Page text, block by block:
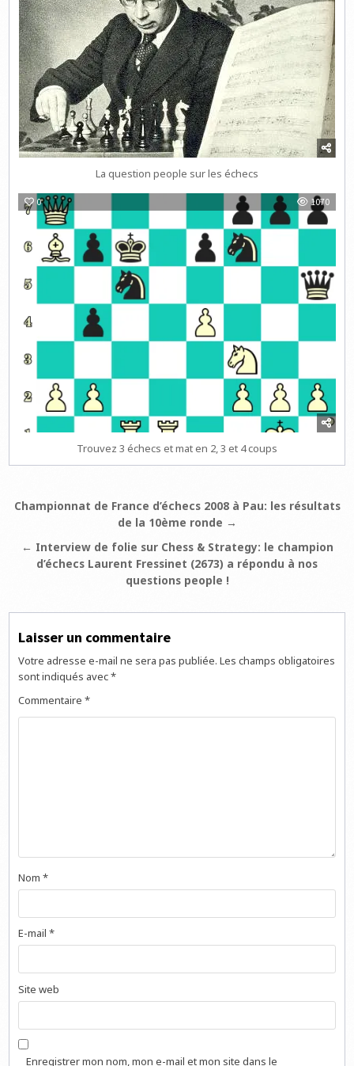
La question people sur les échecs
0 1070
Trouvez 3 échecs et mat en 2, 3 et 4 coups
Navigation
l’article
Championnat de France d’échecs 2008 à Pau: les résultats
de la 10ème ronde →
← Interview de folie sur Chess & Strategy: le champion
d’échecs Laurent Fressinet (2673) a répondu à nos
questions people !
Laisser un commentaire
Votre adresse e-mail ne sera pas publiée. Les champs obligatoires
sont indiqués avec*
Commentaire*
Nom*
E-mail*
Site web
Enregistrer mon nom, mon e-mail et mon site dans le